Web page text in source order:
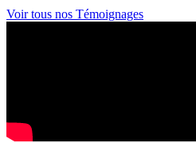
Voir tous nos Témoignages